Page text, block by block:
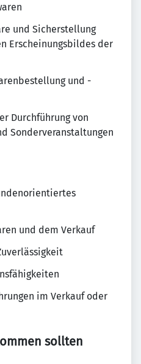
und Sicherstellung
Erscheinungsbildes der
und -
Durchführung von
Sonderveranstaltungen
und dem Verkauf
im Verkauf oder
sollten